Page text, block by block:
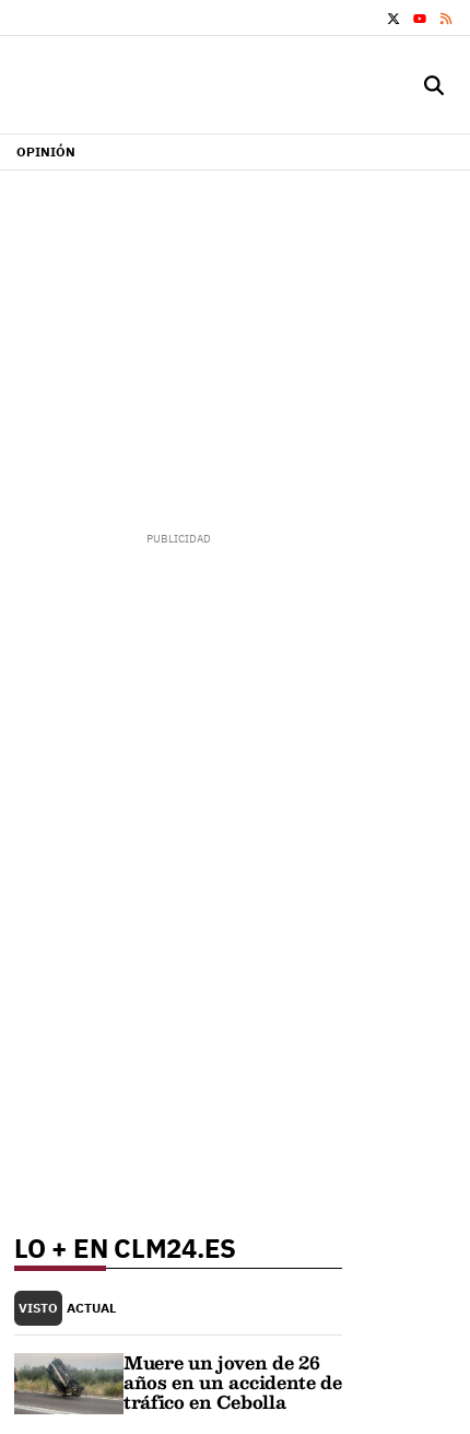
YOUTUBE
OPINIÓN
LO + EN CLM24.ES
VISTO ACTUAL
Muere un joven de 26
años en un accidente de
tráfico en Cebolla